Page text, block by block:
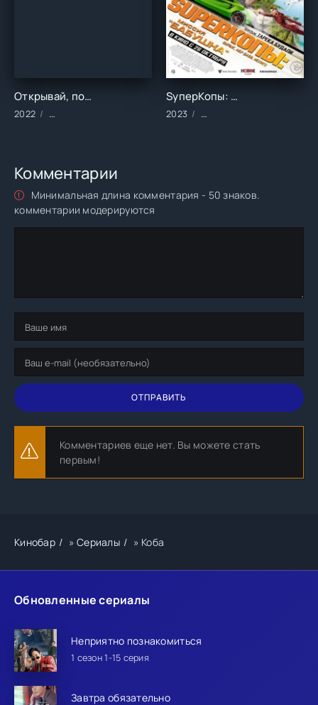
Обновленные сериалы
Неприятно познакомиться
1 сезон 1-15 серия
Завтра обязательно
Открывай, полиция! (1 сезон)
2022 Сериалы/2022 год/Зарубежные/Русские/Комедия
SуперКопы: Миссия «Бабушка» ()
2023 Фильмы/2023 год/
Комментарии
Минимальная длина комментария - 50 знаков.
комментарии модерируются
ОТПРАВИТЬ
Комментариев еще нет. Вы можете стать
первым!
Кинобар »Сериалы » Коба